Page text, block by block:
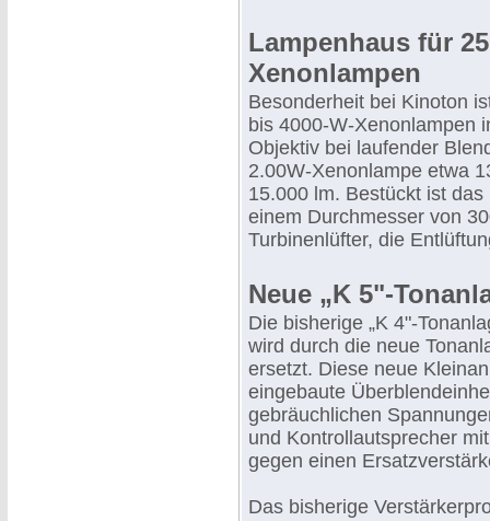
Lampenhaus für
Xenonlampen
Besonderheit bei Kinoton
bis 4000-W-Xenonlampen
Objektiv bei laufender
2.00W-Xenonlampe etwa
15.000 lm. Bestückt ist
einem Durchmesser von
Turbinenlüfter, die
Neue „K 5"-
Die bisherige „K 4"-
wird durch die neue
ersetzt. Diese neue
eingebaute
gebräuchlichen
und Kontrollautsprecher
gegen einen
Das bisherige